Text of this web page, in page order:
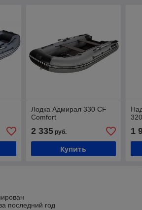
Лодка Адмирал 330 CF
Comfort
2 335руб.
Купить
1
последний год